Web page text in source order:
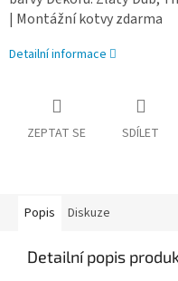
| Montážní kotvy zdarma
Detailní informace
ZEPTAT SE SDÍLET
Popis Diskuze
Detailní popis